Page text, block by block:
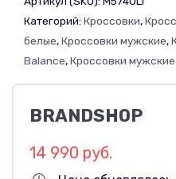
Категорий: Кроссовки,
белые,Кроссовки мужские,
Balance,Кроссовки
BRANDSHOP
14 990 руб.